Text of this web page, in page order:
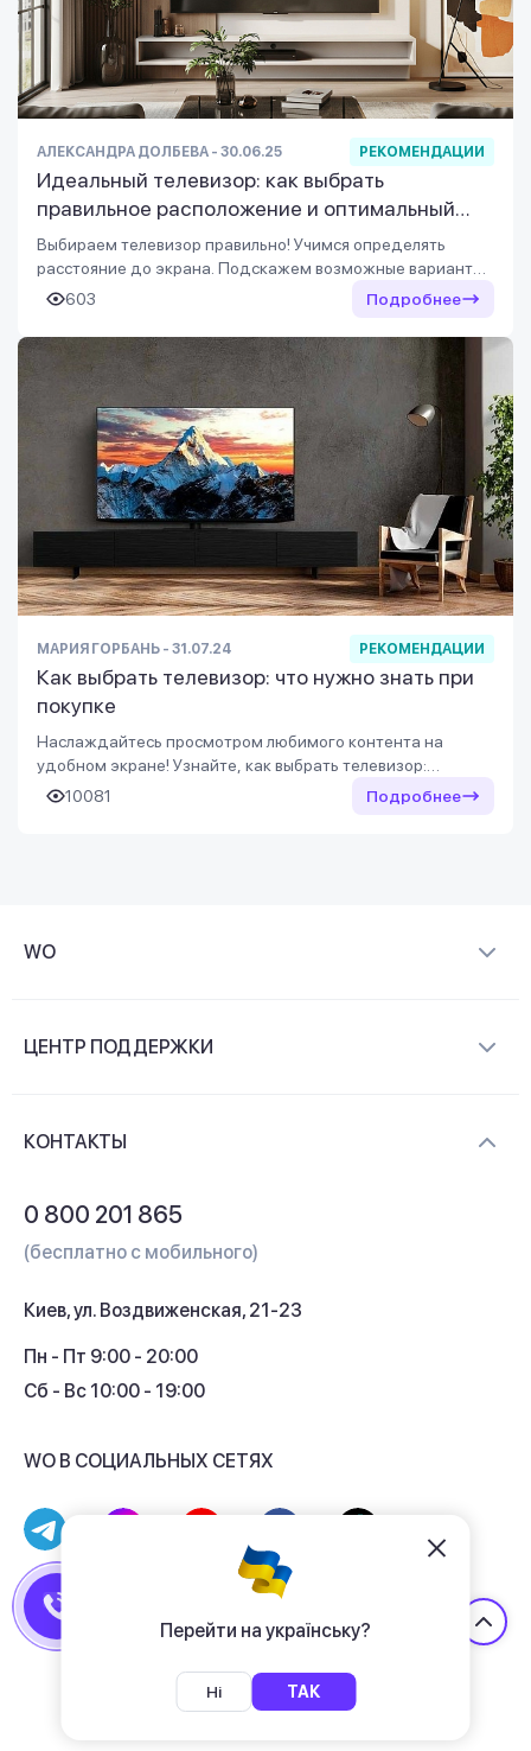
Перейти на українську?
Ні ТАК
АЛЕКСАНДРА ДОЛБЕВА - 30.06.25 РЕКОМЕНДАЦИИ
Идеальный телевизор: как выбрать
правильное расположение и оптимальный
размер
Выбираем телевизор правильно! Учимся определять
расстояние до экрана. Подскажем возможные варианты
креплений. Читайте, чтобы узнать, где и какой ТВ
603 Подробнее
МАРИЯ ГОРБАНЬ - 31.07.24 РЕКОМЕНДАЦИИ
Как выбрать телевизор: что нужно знать при
покупке
Наслаждайтесь просмотром любимого контента на
удобном экране! Узнайте, как выбрать телевизор:
диагональ, разрешающую способность и другие
10081 Подробнее
WO
Контакты
ЦЕНТР ПОДДЕРЖКИ
Кэшбек
КОНТАКТЫ
0 800 201 865
(бесплатно с мобильного)
Киев, ул. Воздвиженская, 21-23
Пн - Пт 9:00 - 20:00
Сб - Вс 10:00 - 19:00
WO В СОЦИАЛЬНЫХ СЕТЯХ
Договор публичной оферты
Политика конфиденциальности